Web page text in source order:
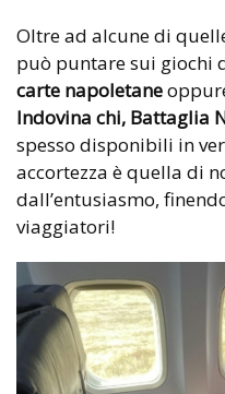
Oltre ad alcune di
può puntare sui giochi
carte napoletane
Indovina chi, Battaglia
spesso disponibili in
accortezza è quella di
dall’entusiasmo,
viaggiatori!